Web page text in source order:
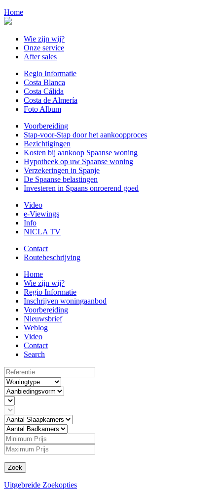
Home
Wie zijn wij?
Onze service
After sales
Regio Informatie
Costa Blanca
Costa Cálida
Costa de Almería
Foto Album
Voorbereiding
Stap-voor-Stap door het aankoopproces
Bezichtigingen
Kosten bij aankoop Spaanse woning
Hypotheek op uw Spaanse woning
Verzekeringen in Spanje
De Spaanse belastingen
Investeren in Spaans onroerend goed
Video
e-Viewings
Info
NICLA TV
Contact
Routebeschrijving
Home
Wie zijn wij?
Regio Informatie
Inschrijven woningaanbod
Voorbereiding
Nieuwsbrief
Weblog
Video
Contact
Search
Zoek
Uitgebreide Zoekopties